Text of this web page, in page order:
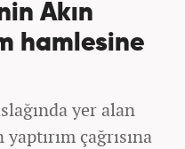
Akın
hamlesine
yer alan
çağrısına